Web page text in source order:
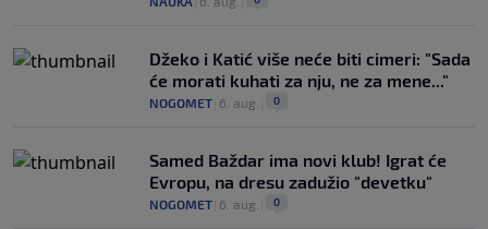
Džeko i Katić više neće biti cimeri: "Sada
će morati kuhati za nju, ne za mene..."
NOGOMET 6. aug. 0
Samed Baždar ima novi klub! Igrat će
Evropu, na dresu zadužio "devetku"
NOGOMET 6. aug. 0